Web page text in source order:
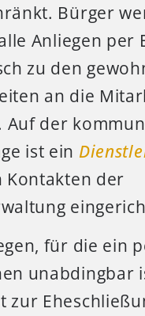
Bürger
Anliegen per
zu den
an die
Auf der
ist ein
Kontakten der
für die ein
unabdingbar
zur